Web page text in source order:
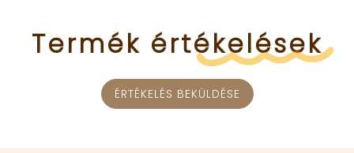
Termék értékelések
ÉRTÉKELÉS BEKÜLDÉSE